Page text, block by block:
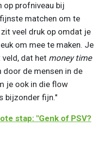
op profniveau bij
matchen om te
veel druk op omdat je
om mee te maken. Je
veld, dat het money time
de mensen in de
je ook in die flow
bijzonder fijn."
stap: "Genk of PSV?